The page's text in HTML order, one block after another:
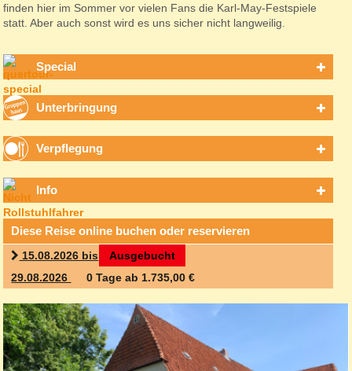
finden hier im Sommer vor vielen Fans die Karl-May-Festspiele
statt. Aber auch sonst wird es uns sicher nicht langweilig.
Special
Unterbringung
Verpflegung
Info
Diese Reise online buchen oder reservieren
Ausgebucht
15.08.2026 bis
29.08.2026
0 Tage ab 1.735,00 €